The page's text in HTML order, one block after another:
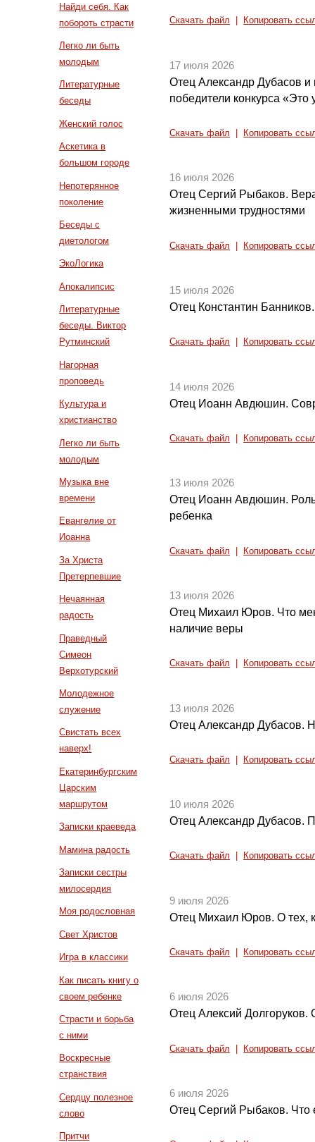
Найди себя. Как
побороть страсти
Легко ли быть
молодым
Литературные
беседы
Женский голос
Аскетика в
большом городе
Непотерянное
поколение
Беседы с
диетологом
ЭкоЛогика
Апокалипсис
Литературные
беседы. Виктор
Рутминский
Нагорная
проповедь
Культура и
христианство
Легко ли быть
молодым
Музыка вне
времени
Евангелие от
Иоанна
За Христа
Претерпевшие
Нечаянная
радость
Праведный
Симеон
Верхотурский
Молодежное
служение
Свистать всех
наверх!
Екатеринбургским
Царским
маршрутом
Записки краеведа
Мамина радость
Записки сестры
милосердия
Моя родословная
Свет Христов
Игра в классики
Как писать книгу о
своем ребенке
Страсти и борьба
с ними
Воскресные
странствия
Сердцу полезное
слово
Притчи
Скачать файл Копировать
17 июля 2026
Отец Александр Дубасов
победители конкурса «Это
Скачать файл Копировать
16 июля 2026
Отец Сергий Рыбаков.
жизненными трудностями
Скачать файл Копировать
15 июля 2026
Отец Константин
Скачать файл Копировать
14 июля 2026
Отец Иоанн Авдюшин.
Скачать файл Копировать
13 июля 2026
Отец Иоанн Авдюшин.
ребенка
Скачать файл Копировать
13 июля 2026
Отец Михаил Юров. Что
наличие веры
Скачать файл Копировать
13 июля 2026
Отец Александр Дубасов.
Скачать файл Копировать
10 июля 2026
Отец Александр Дубасов.
Скачать файл Копировать
9 июля 2026
Отец Михаил Юров. О тех,
Скачать файл Копировать
6 июля 2026
Отец Алексий
Скачать файл Копировать
6 июля 2026
Отец Сергий Рыбаков. Что